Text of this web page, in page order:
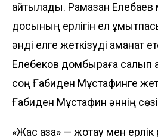
айтылады. Рамазан Елебаев
досының ерлігін ел
әнді елге жеткізуді аманат
Елебеков домбыраға салып
соң Ғабиден Мұстафинге
Ғабиден Мұстафин әннің
«Жас қазақ» — жоқтау мен